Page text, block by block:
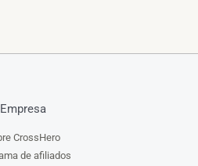
Empresa
CrossHero
de afiliados